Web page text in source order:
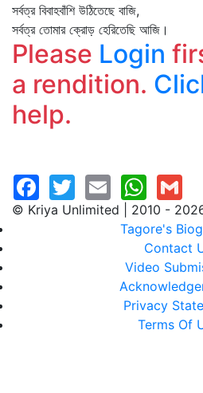
সর্বত্র বিবাহবাঁশি উঠিতেছে বাজি,
সর্বত্র তোমার ক্রোড় হেরিতেছি আজি।
Please Login
a rendition.
help.
© Kriya Unlimited | 2010 -
Tagore's
Contact
Video
Privacy
Terms Of